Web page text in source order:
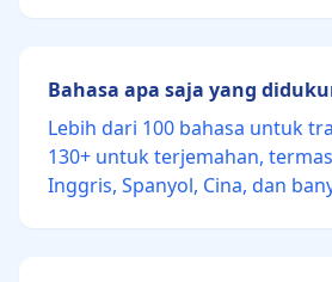
Bahasa apa saja yang
Lebih dari 100 bahasa untuk
130+ untuk terjemahan,
Inggris, Spanyol, Cina, dan